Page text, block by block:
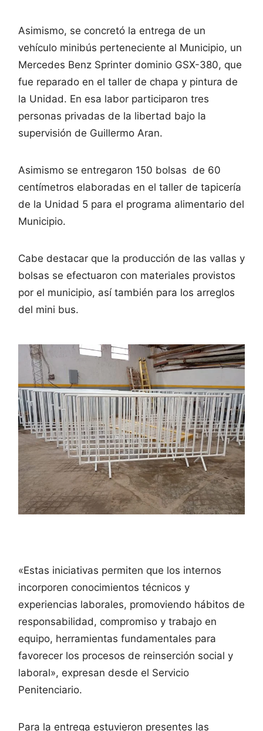
Asimismo, se concretó la entrega de un
vehículo minibús perteneciente al Municipio, un
Mercedes Benz Sprinter dominio GSX-380, que
fue reparado en el taller de chapa y pintura de
la Unidad. En esa labor participaron tres
personas privadas de la libertad bajo la
supervisión de Guillermo Aran.
Asimismo se entregaron 150 bolsas de 60
centímetros elaboradas en el taller de tapicería
de la Unidad 5 para el programa alimentario del
Municipio.
Cabe destacar que la producción de las vallas y
bolsas se efectuaron con materiales provistos
por el municipio, así también para los arreglos
del mini bus.
«Estas iniciativas permiten que los internos
incorporen conocimientos técnicos y
experiencias laborales, promoviendo hábitos de
responsabilidad, compromiso y trabajo en
equipo, herramientas fundamentales para
favorecer los procesos de reinserción social y
laboral», expresan desde el Servicio
Penitenciario.
Para la entrega estuvieron presentes las